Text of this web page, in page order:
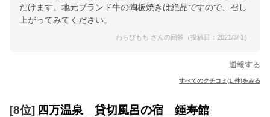
だけます。地元ブランド牛の陶板焼きは絶品ですので、召し
上がってみてください。
わらびもち さんの回答（投稿日：2021/3/ 1）
通報する
すべてのクチコミ(1 件)をみる
[8位] 四万温泉 貸切風呂の宿 鍾寿館